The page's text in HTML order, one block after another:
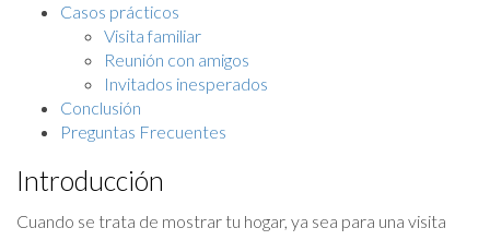
Casos prácticos
Visita familiar
Reunión con amigos
Invitados inesperados
Conclusión
Preguntas Frecuentes
Introducción
Cuando se trata de mostrar tu hogar, ya sea para una visita